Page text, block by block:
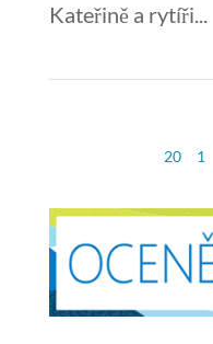
Kateřině a rytíři...
20 1